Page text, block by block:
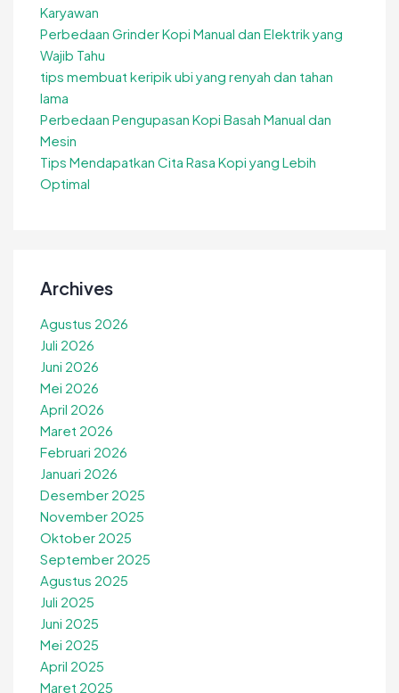
Karyawan
Perbedaan Grinder Kopi Manual dan Elektrik yang
Wajib Tahu
tips membuat keripik ubi yang renyah dan tahan
lama
Perbedaan Pengupasan Kopi Basah Manual dan
Mesin
Tips Mendapatkan Cita Rasa Kopi yang Lebih
Optimal
Archives
Agustus 2026
Juli 2026
Juni 2026
Mei 2026
April 2026
Maret 2026
Februari 2026
Januari 2026
Desember 2025
November 2025
Oktober 2025
September 2025
Agustus 2025
Juli 2025
Juni 2025
Mei 2025
April 2025
Maret 2025